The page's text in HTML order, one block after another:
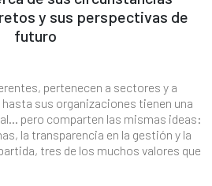
y sus perspectivas de
futuro
pertenecen a sectores y a
sus organizaciones tienen una
pero comparten las mismas ideas:
la transparencia en la gestión y la
tres de los muchos valores que